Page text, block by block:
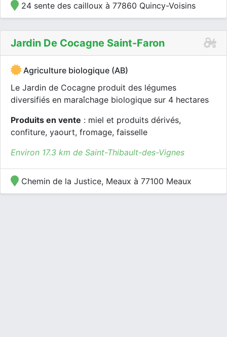
24 sente des cailloux à 77860 Quincy-Voisins
Jardin De Cocagne Saint-Faron
Agriculture biologique (AB)
Le Jardin de Cocagne produit des légumes
diversifiés en maraîchage biologique sur 4 hectares
Produits en vente : miel et produits dérivés,
confiture, yaourt, fromage, faisselle
Environ 17.3 km de Saint-Thibault-des-Vignes
Chemin de la Justice, Meaux à 77100 Meaux